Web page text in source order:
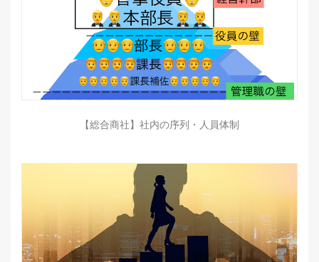
【総合商社】社内の序列・人員体制